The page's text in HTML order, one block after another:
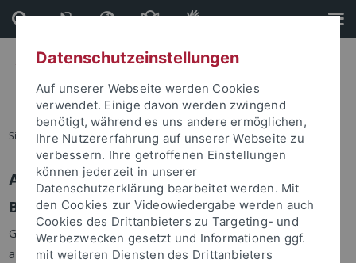
Direkt
zum
Inhalt
Direkt
zur
Fußleiste
Sie sind hier: Startseite
Anmelden
Benutzeranmeldung
Geben Sie Ihren Benutzernamen und Ihr Passwort an um sich
anzumelden:
Datenschutzeinstellungen
Auf unserer Webseite werden Cookies
verwendet. Einige davon werden zwingend
benötigt, während es uns andere ermöglichen,
Ihre Nutzererfahrung auf unserer Webseite zu
verbessern. Ihre getroffenen Einstellungen
können jederzeit in unserer
Datenschutzerklärung bearbeitet werden. Mit
den Cookies zur Videowiedergabe werden auch
Cookies des Drittanbieters zu Targeting- und
Werbezwecken gesetzt und Informationen ggf.
mit weiteren Diensten des Drittanbieters